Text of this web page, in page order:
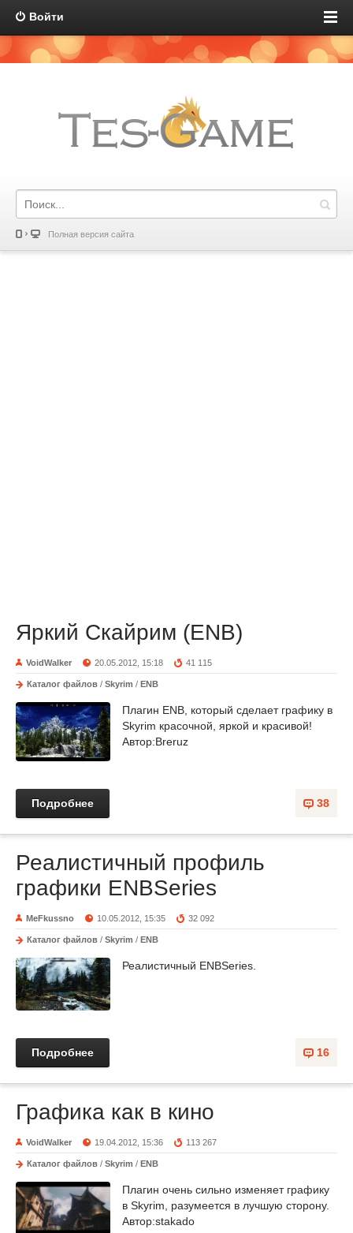
Войти
Полная версия сайта
Яркий Скайрим (ENB)
VoidWalker 20.05.2012, 15:18 41 115
Каталог файлов / Skyrim / ENB
Плагин ENB, который сделает графику в
Skyrim красочной, яркой и красивой!
Автор:Breruz
38
Подробнее
Реалистичный профиль
графики ENBSeries
MeFkussno 10.05.2012, 15:35 32 092
Каталог файлов / Skyrim / ENB
Реалистичный ENBSeries.
16
Подробнее
Графика как в кино
VoidWalker 19.04.2012, 15:36 113 267
Каталог файлов / Skyrim / ENB
Плагин очень сильно изменяет графику
в Skyrim, разумеется в лучшую сторону.
Автор:stakado